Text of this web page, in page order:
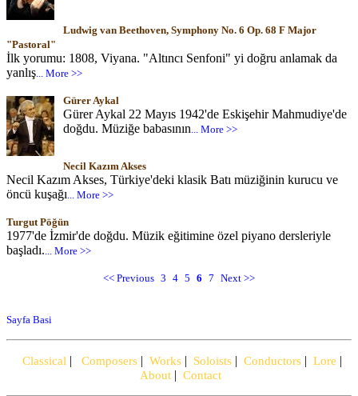
Ludwig van Beethoven, Symphony No. 6 Op. 68 F Major
"Pastoral"
İlk yorumu: 1808, Viyana. "Altıncı Senfoni" yi doğru anlamak da
yanlış... More >>
Gürer Aykal
Gürer Aykal 22 Mayıs 1942'de Eskişehir Mahmudiye'de
doğdu. Müziğe babasının... More >>
Necil Kazım Akses
Necil Kazım Akses, Türkiye'deki klasik Batı müziğinin kurucu ve
öncü kuşağı... More >>
Turgut Pöğün
1977'de İzmir'de doğdu. Müzik eğitimine özel piyano dersleriyle
başladı.... More >>
<< Previous 3 4 5 6 7 Next >>
Sayfa Basi
Classical | Composers | Works | Soloists | Conductors | Lore |
About | Contact